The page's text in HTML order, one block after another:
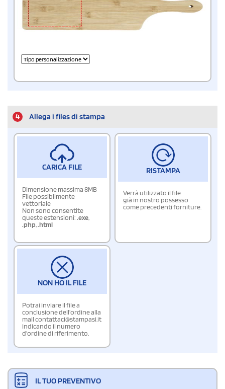
4 Allega i files di stampa
CARICA FILE
Dimensione massima 8MB
File possibilmente
vettoriale
Non sono consentite
queste estensioni:.exe,
.php,.html
RISTAMPA
Verrà utilizzato il file
già in nostro possesso
come precedenti forniture.
NON HO IL FILE
Potrai inviare il file a
conclusione dell'ordine alla
mail contattaci@stampasi.it
indicando il numero
d'ordine di riferimento.
IL TUO PREVENTIVO